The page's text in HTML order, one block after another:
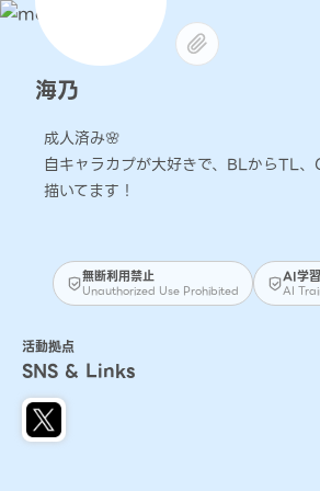
海乃
成人済み🌸
自キャラカプが大好きで、BLからTL
描いてます！
無断利用禁止
Unauthorized Use Prohibited
AI学
AI
活動拠点
SNS & Links